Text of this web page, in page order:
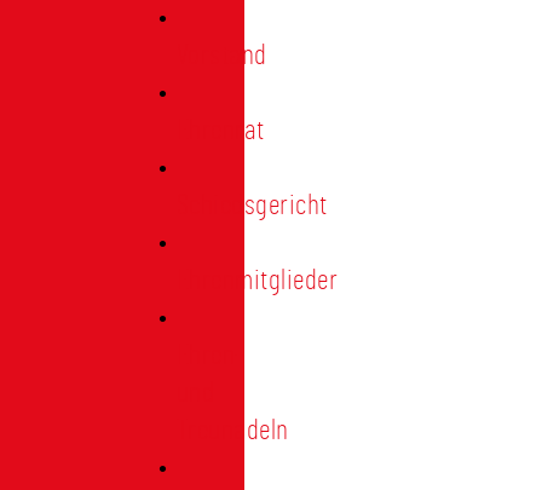
Vorstand
Ehrenrat
Schiedsgericht
Ehrenmitglieder
Treunadeln